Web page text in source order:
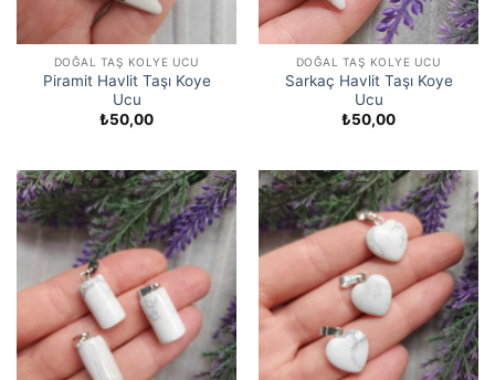
DOĞAL TAŞ KOLYE UCU
Piramit Havlit Taşı Koye
Ucu
₺50,00
DOĞAL TAŞ KOLYE UCU
Sarkaç Havlit Taşı Koye
Ucu
₺50,00